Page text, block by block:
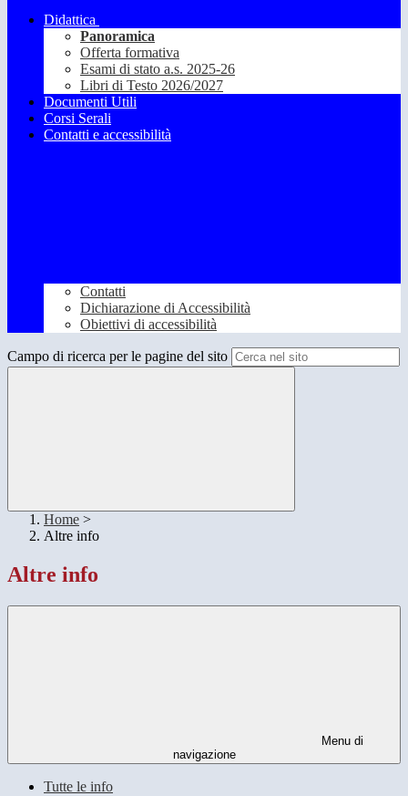
Didattica
Panoramica
Offerta formativa
Esami di stato a.s. 2025-26
Libri di Testo 2026/2027
Documenti Utili
Corsi Serali
Contatti e accessibilità
Contatti
Dichiarazione di Accessibilità
Obiettivi di accessibilità
Campo di ricerca per le pagine del sito
Home >
Altre info
Altre info
Menu di
navigazione
Tutte le info